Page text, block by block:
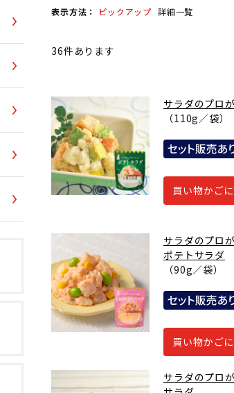
表示方法： ピックアップ 詳細一覧
36件あります
サラダのプロ
（110g／袋）
買い物かご
サラダのプロ
ポテトサラダ
（90g／袋）
買い物かご
サラダのプロ